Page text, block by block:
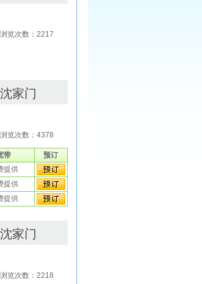
浏览次数：2217
沈家门
浏览次数：4378
带
预订
提供
提供
提供
沈家门
浏览次数：2218